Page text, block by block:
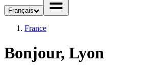
Français
France
Bonjour, Lyon